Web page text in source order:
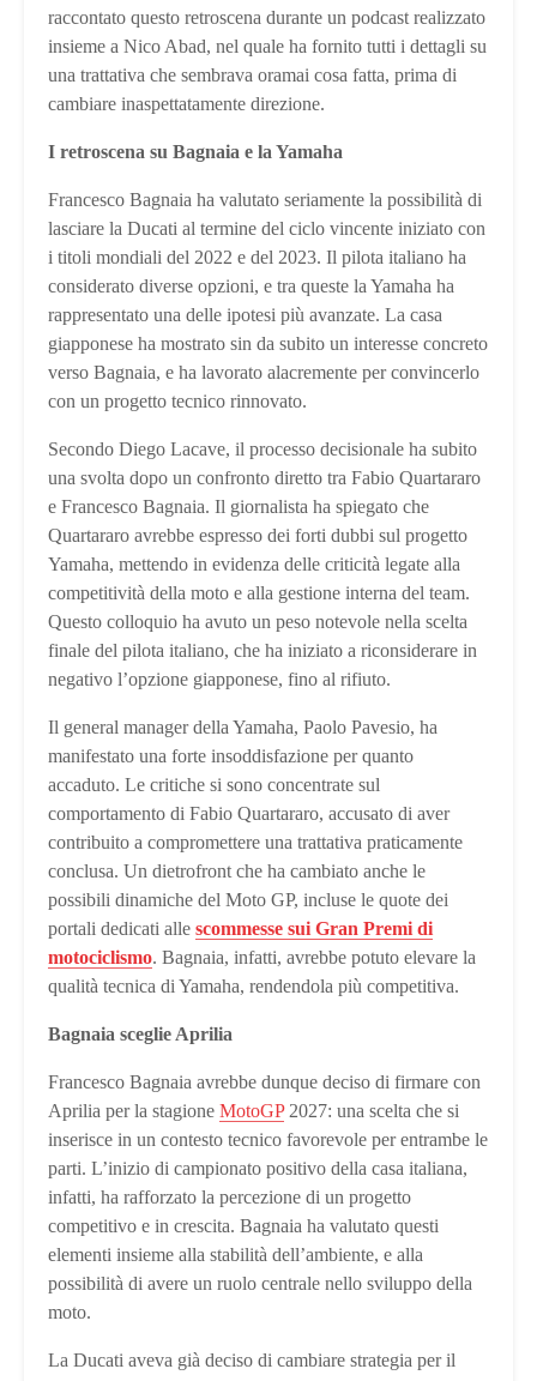
raccontato questo retroscena durante un podcast realizzato
insieme a Nico Abad, nel quale ha fornito tutti i dettagli su
una trattativa che sembrava oramai cosa fatta, prima di
cambiare inaspettatamente direzione.
I retroscena su Bagnaia e la Yamaha
Francesco Bagnaia ha valutato seriamente la possibilità di
lasciare la Ducati al termine del ciclo vincente iniziato con
i titoli mondiali del 2022 e del 2023. Il pilota italiano ha
considerato diverse opzioni, e tra queste la Yamaha ha
rappresentato una delle ipotesi più avanzate. La casa
giapponese ha mostrato sin da subito un interesse concreto
verso Bagnaia, e ha lavorato alacremente per convincerlo
con un progetto tecnico rinnovato.
Secondo Diego Lacave, il processo decisionale ha subito
una svolta dopo un confronto diretto tra Fabio Quartararo
e Francesco Bagnaia. Il giornalista ha spiegato che
Quartararo avrebbe espresso dei forti dubbi sul progetto
Yamaha, mettendo in evidenza delle criticità legate alla
competitività della moto e alla gestione interna del team.
Questo colloquio ha avuto un peso notevole nella scelta
finale del pilota italiano, che ha iniziato a riconsiderare in
negativo l’opzione giapponese, fino al rifiuto.
Il general manager della Yamaha, Paolo Pavesio, ha
manifestato una forte insoddisfazione per quanto
accaduto. Le critiche si sono concentrate sul
comportamento di Fabio Quartararo, accusato di aver
contribuito a compromettere una trattativa praticamente
conclusa. Un dietrofront che ha cambiato anche le
possibili dinamiche del Moto GP, incluse le quote dei
portali dedicati alle scommesse sui Gran Premi di
motociclismo. Bagnaia, infatti, avrebbe potuto elevare la
qualità tecnica di Yamaha, rendendola più competitiva.
Bagnaia sceglie Aprilia
Francesco Bagnaia avrebbe dunque deciso di firmare con
Aprilia per la stagione MotoGP2027: una scelta che si
inserisce in un contesto tecnico favorevole per entrambe le
parti. L’inizio di campionato positivo della casa italiana,
infatti, ha rafforzato la percezione di un progetto
competitivo e in crescita. Bagnaia ha valutato questi
elementi insieme alla stabilità dell’ambiente, e alla
possibilità di avere un ruolo centrale nello sviluppo della
moto.
La Ducati aveva già deciso di cambiare strategia per il